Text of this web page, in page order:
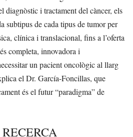
diagnòstic i tractament del càncer, els
subtipus de cada tipus de tumor per
clínica i translacional, fins a l’oferta
completa, innovadora i
un pacient oncològic al llarg
el Dr. García-Foncillas, que
és el futur “paradigma” de